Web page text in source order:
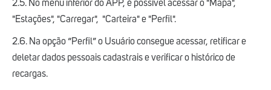
2.5. No menu inferior do APP, é possível acessar o "Mapa",
"Estações", "Carregar", "Carteira" e "Perfil".
2.6. Na opção “Perfil” o Usuário consegue acessar, retificar e
deletar dados pessoais cadastrais e verificar o histórico de
recargas.